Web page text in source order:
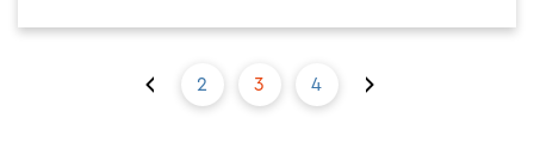
Перша 2 3 4 Остання